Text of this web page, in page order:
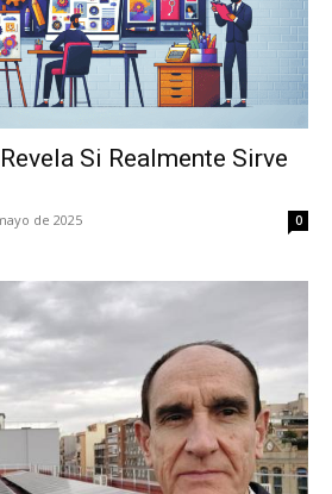
Si Realmente Sirve
de 2025 0